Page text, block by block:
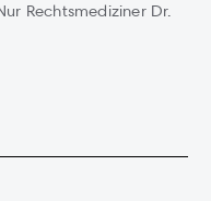
Rechtsmediziner Dr.